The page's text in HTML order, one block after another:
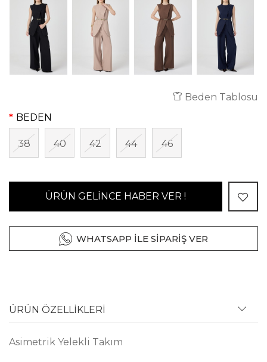
Beden Tablosu
BEDEN
38 40 42 44 46
ÜRÜN GELİNCE HABER VER !
WHATSAPP İLE SİPARİŞ VER
ÜRÜN ÖZELLİKLERİ
Asimetrik Yelekli Takım